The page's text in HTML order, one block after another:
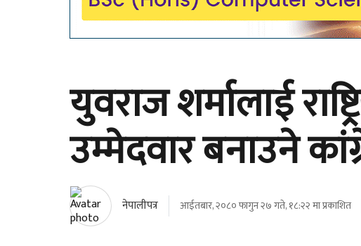
युवराज शर्मालाई
उम्मेदवार बनाउने
नेपालीपत्र आईतबार, २०८० फागुन २७ गते, १८:२२ मा प्रकाशित